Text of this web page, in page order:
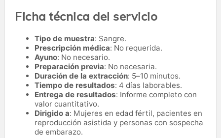
Ficha técnica del servicio
Tipo de muestra: Sangre.
Prescripción médica: No requerida.
Ayuno: No necesario.
Preparación previa: No necesaria.
Duración de la extracción: 5–10 minutos.
Tiempo de resultados: 4 días laborables.
Entrega de resultados: Informe completo con
valor cuantitativo.
Dirigido a: Mujeres en edad fértil, pacientes en
reproducción asistida y personas con sospecha
de embarazo.